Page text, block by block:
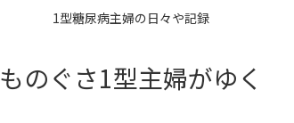
1型糖尿病主婦の日々や記録
ものぐさ1型主婦がゆく